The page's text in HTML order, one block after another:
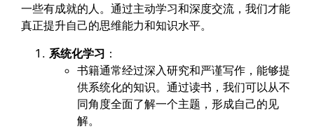
一些有成就的人。通过主动学习和深度交流，我们才能
真正提升自己的思维能力和知识水平。
系统化学习 ：
书籍通常经过深入研究和严谨写作，能够提
供系统化的知识。通过读书，我们可以从不
同角度全面了解一个主题，形成自己的见
解。